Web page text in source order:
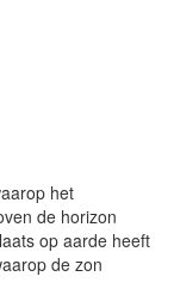
het
de horizon
op aarde heeft
de zon